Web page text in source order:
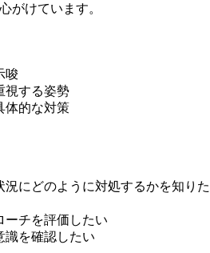
がけています。
唆
視する姿勢
体的な対策
況にどのように対処するかを知りた
ーチを評価したい
識を確認したい